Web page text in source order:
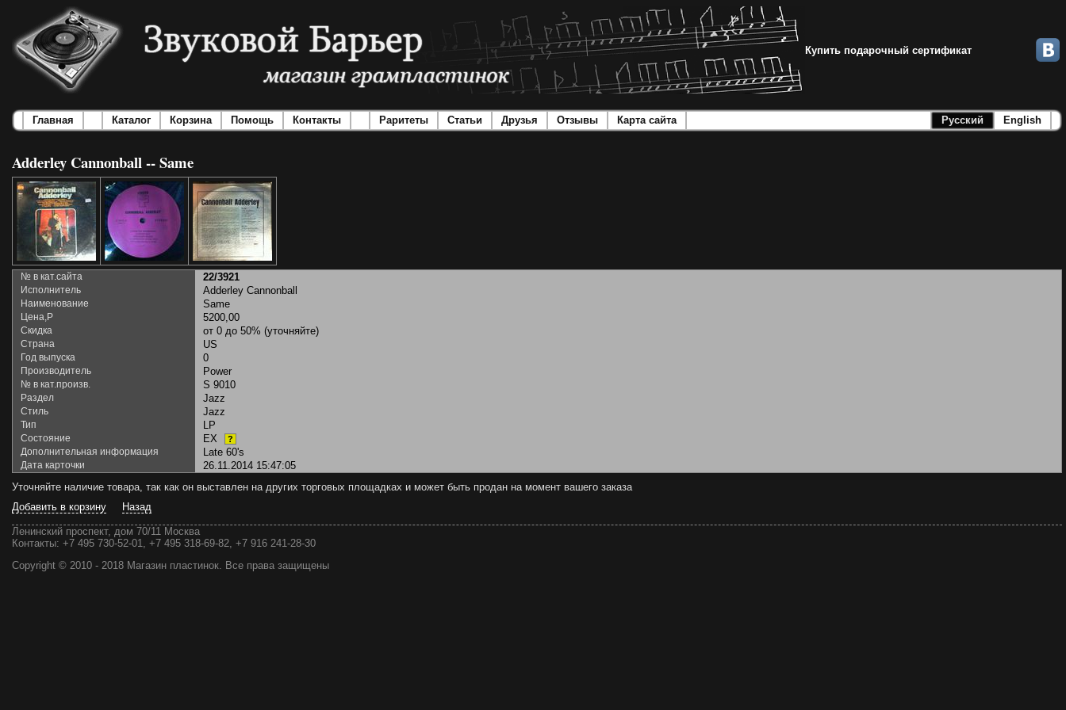
Купить подарочный сертификат
Главная Каталог Корзина Помощь Контакты Раритеты Статьи Друзья Отзывы Карта сайта Русский English
Adderley Cannonball -- Same
№ в кат.сайта 22/3921
Исполнитель Adderley Cannonball
Наименование Same
Цена,Р 5200,00
Скидка от 0 до 50% (уточняйте)
Страна US
Год выпуска 0
Производитель Power
№ в кат.произв. S 9010
Раздел Jazz
Стиль Jazz
Тип LP
Состояние EX ?
Дополнительная информация Late 60's
Дата карточки
26.11.2014 15:47:05
Уточняйте наличие товара, так как он выставлен на других торговых площадках и может быть продан на момент вашего заказа
Добавить в корзину
Назад
Ленинский проспект, дом 70/11 Москва
Контакты: +7 495 730-52-01, +7 495 318-69-82, +7 916 241-28-30
Copyright © 2010 - 2018 Магазин пластинок. Все права защищены